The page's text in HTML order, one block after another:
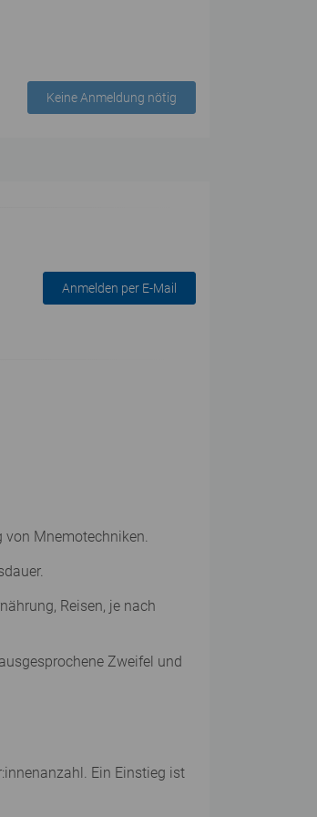
Keine Anmeldung nötig
Anmelden per E-Mail
von Mnemotechniken.
Reisen, je nach
Zweifel und
Ein Einstieg ist